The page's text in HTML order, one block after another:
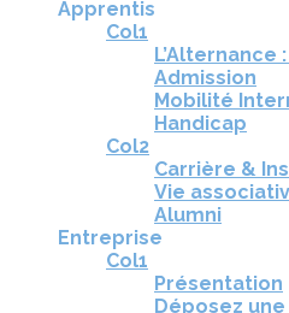
Apprentis
Col1
L’Alternance
Admission
Mobilité
Handicap
Col2
Carrière &
Vie
Alumni
Entreprise
Col1
Présentation
Déposez